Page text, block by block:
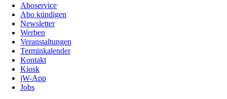
Aboservice
Abo kündigen
Newsletter
Werben
Veranstaltungen
Terminkalender
Kontakt
Kiosk
jW-App
Jobs